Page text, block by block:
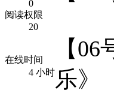
0
阅读权限
20
在线时间
4 小时
【
乐》